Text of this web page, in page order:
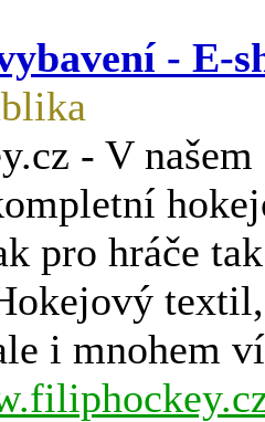
- E-
- V našem
pro hráče
i mnohem